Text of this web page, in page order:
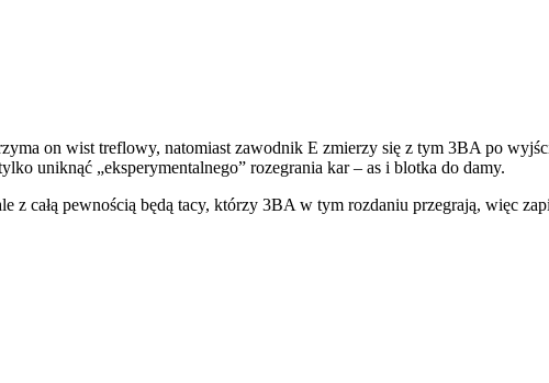
on wist treflowy, natomiast zawodnik E zmierzy się z tym 3BA po
uniknąć „eksperymentalnego” rozegrania kar – as i blotka do damy.
z całą pewnością będą tacy, którzy 3BA w tym rozdaniu przegrają, więc